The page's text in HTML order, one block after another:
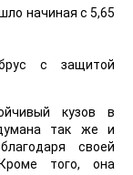
начиная с 5,65
с защитой
кузов в
так же и
своей
того, она